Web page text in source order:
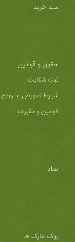
سبد خرید
حقوق و قوانین
ثبت شکایت
شرایط تعویض و ارجاع
قوانین و مقررات
نماد
بوک مارک ها